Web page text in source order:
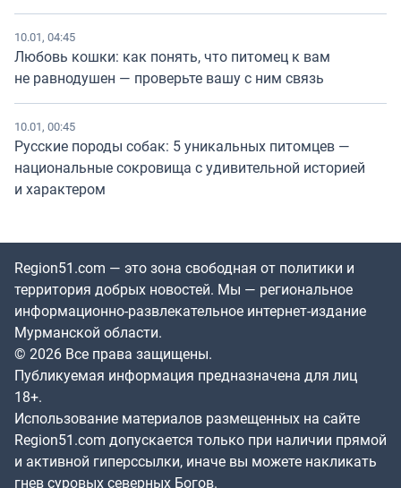
10.01, 04:45
Любовь кошки: как понять, что питомец к вам
не равнодушен — проверьте вашу с ним связь
10.01, 00:45
Русские породы собак: 5 уникальных питомцев —
национальные сокровища с удивительной историей
и характером
Region51.com — это зона свободная от политики и
территория добрых новостей. Мы — региональное
информационно-развлекательное интернет-издание
Мурманской области.
© 2026 Все права защищены.
Публикуемая информация предназначена для лиц
18+.
Использование материалов размещенных на сайте
Region51.com допускается только при наличии прямой
и активной гиперссылки, иначе вы можете накликать
гнев суровых северных Богов.